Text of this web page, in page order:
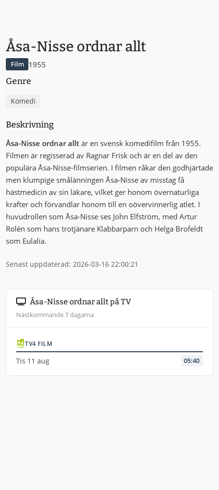
Åsa-Nisse ordnar allt
Film 1955
Genre
Komedi
Beskrivning
Åsa-Nisse ordnar allt är en svensk komedifilm från 1955.
Filmen är regisserad av Ragnar Frisk och är en del av den
populära Åsa-Nisse-filmserien. I filmen råkar den godhjärtade
men klumpige smålänningen Åsa-Nisse av misstag få
hästmedicin av sin läkare, vilket ger honom övernaturliga
krafter och förvandlar honom till en oövervinnerlig atlet. I
huvudrollen som Åsa-Nisse ses John Elfström, med Artur
Rolén som hans trotjänare Klabbarparn och Helga Brofeldt
som Eulalia.
Senast uppdaterad: 2026-03-16 22:00:21
Åsa-Nisse ordnar allt på TV
Nästkommande 7 dagarna
TV4 FILM
Tis 11 aug 05:40